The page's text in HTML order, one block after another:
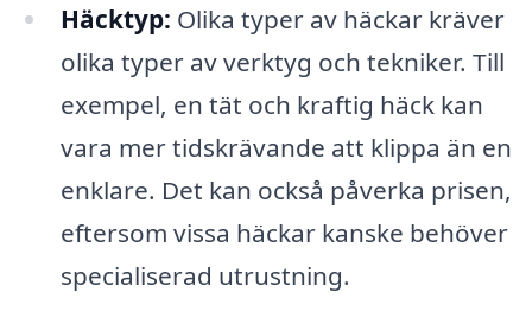
Häcktyp: Olika typer av häckar kräver
olika typer av verktyg och tekniker. Till
exempel, en tät och kraftig häck kan
vara mer tidskrävande att klippa än en
enklare. Det kan också påverka prisen,
eftersom vissa häckar kanske behöver
specialiserad utrustning.